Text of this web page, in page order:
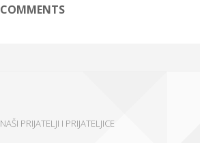
COMMENTS
NAŠI PRIJATELJI I PRIJATELJICE